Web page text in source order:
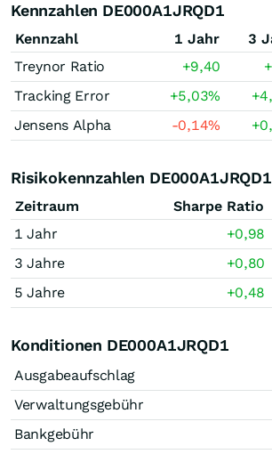
Kennzahlen DE000A1JRQD1
Kennzahl 1 Jahr 3
Treynor Ratio
+9,40
Tracking Error
+5,03%
Jensens Alpha
-0,14%
Risikokennzahlen DE000A1JRQD1
Zeitraum Sharpe Ratio
1 Jahr
+0,98
3 Jahre
+0,80
5 Jahre
+0,48
Konditionen DE000A1JRQD1
Ausgabeaufschlag
Verwaltungsgebühr
Bankgebühr